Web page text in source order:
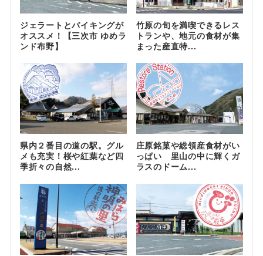
ジェラートとバイキングが
オススメ！【三次市 ゆめラ
ンド布野】
竹原の旬を満喫できるレス
トランや、地元の食材が集
まった産直特...
県内２番目の道の駅。グル
メも充実！桜や紅葉など四
季折々の自然...
庄原銘菓や総領産食材がい
っぱい 里山の中に輝くガ
ラスのドーム...